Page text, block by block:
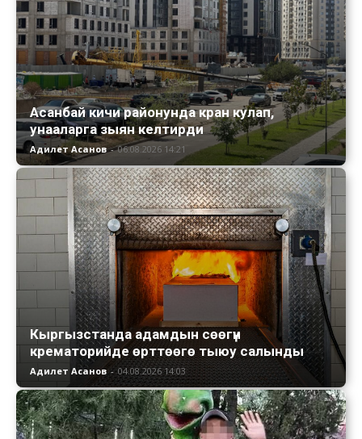
Асанбай кичи районунда кран кулап,
унааларга зыян келтирди
Адилет Асанов - 06.08.2026 14:21
Кыргызстанда адамдын сөөгүн
крематорийде өрттөөгө тыюу салынды
Адилет Асанов - 04.08.2026 14:03